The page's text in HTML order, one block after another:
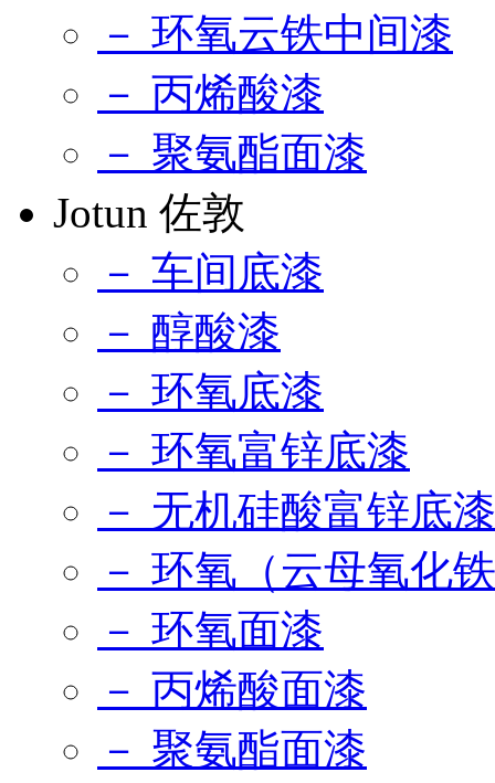
－ 环氧云铁中间漆
－ 丙烯酸漆
－ 聚氨酯面漆
Jotun 佐敦
－ 车间底漆
－ 醇酸漆
－ 环氧底漆
－ 环氧富锌底漆
－ 无机硅酸富锌底漆
－ 环氧（云母氧化
－ 环氧面漆
－ 丙烯酸面漆
－ 聚氨酯面漆